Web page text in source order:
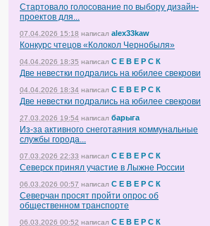
Стартовало голосование по выбору дизайн-
проектов для...
07.04.2026 15:18 написал alex33kaw
Конкурс чтецов «Колокол Чернобыля»
04.04.2026 18:35 написал С Е В Е Р С К
Две невестки подрались на юбилее свекрови
04.04.2026 18:34 написал С Е В Е Р С К
Две невестки подрались на юбилее свекрови
27.03.2026 19:54 написал барыга
Из-за активного снеготаяния коммунальные
службы города...
07.03.2026 22:33 написал С Е В Е Р С К
Северск принял участие в Лыжне России
06.03.2026 00:57 написал С Е В Е Р С К
Северчан просят пройти опрос об
общественном транспорте
06.03.2026 00:52 написал С Е В Е Р С К